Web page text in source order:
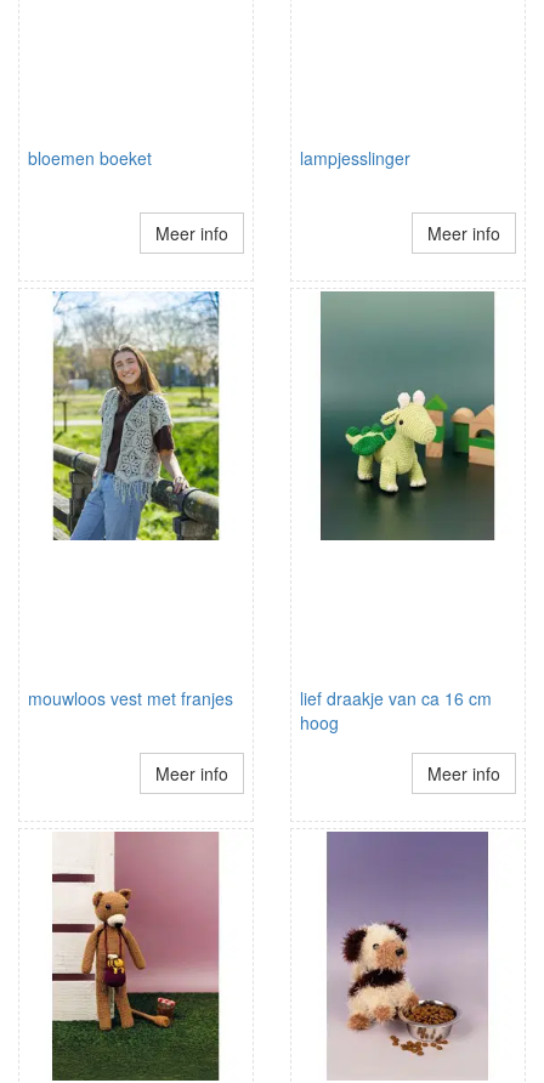
bloemen boeket
Meer info
lampjesslinger
Meer info
mouwloos vest met franjes
Meer info
lief draakje van ca 16 cm
hoog
Meer info